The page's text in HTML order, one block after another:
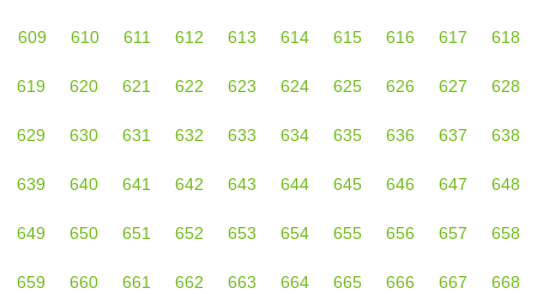
609 610 611 612 613 614 615 616 617 618
619 620 621 622 623 624 625 626 627 628
629 630 631 632 633 634 635 636 637 638
639 640 641 642 643 644 645 646 647 648
649 650 651 652 653 654 655 656 657 658
659 660 661 662 663 664 665 666 667 668